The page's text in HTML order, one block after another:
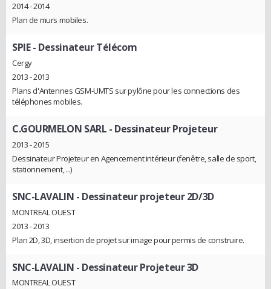
2014 - 2014
Plan de murs mobiles.
SPIE- Dessinateur Télécom
Cergy
2013 - 2013
Plans d'Antennes GSM-UMTS sur pylône pour les connections des
téléphones mobiles.
C.GOURMELON SARL - Dessinateur Projeteur
2013 - 2015
Dessinateur Projeteur en Agencement intérieur (fenêtre, salle de sport,
stationnement, ...)
SNC-LAVALIN - Dessinateur projeteur 2D/3D
MONTREAL OUEST
2013 - 2013
Plan 2D, 3D, insertion de projet sur image pour permis de construire.
SNC-LAVALIN - Dessinateur Projeteur 3D
MONTREAL OUEST